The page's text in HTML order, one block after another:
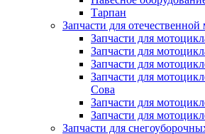
Тарпан
Запчасти для
Запчасти для
Запчасти для
Запчасти для
Запчасти для
Сова
Запчасти для
Запчасти для
Запчасти для